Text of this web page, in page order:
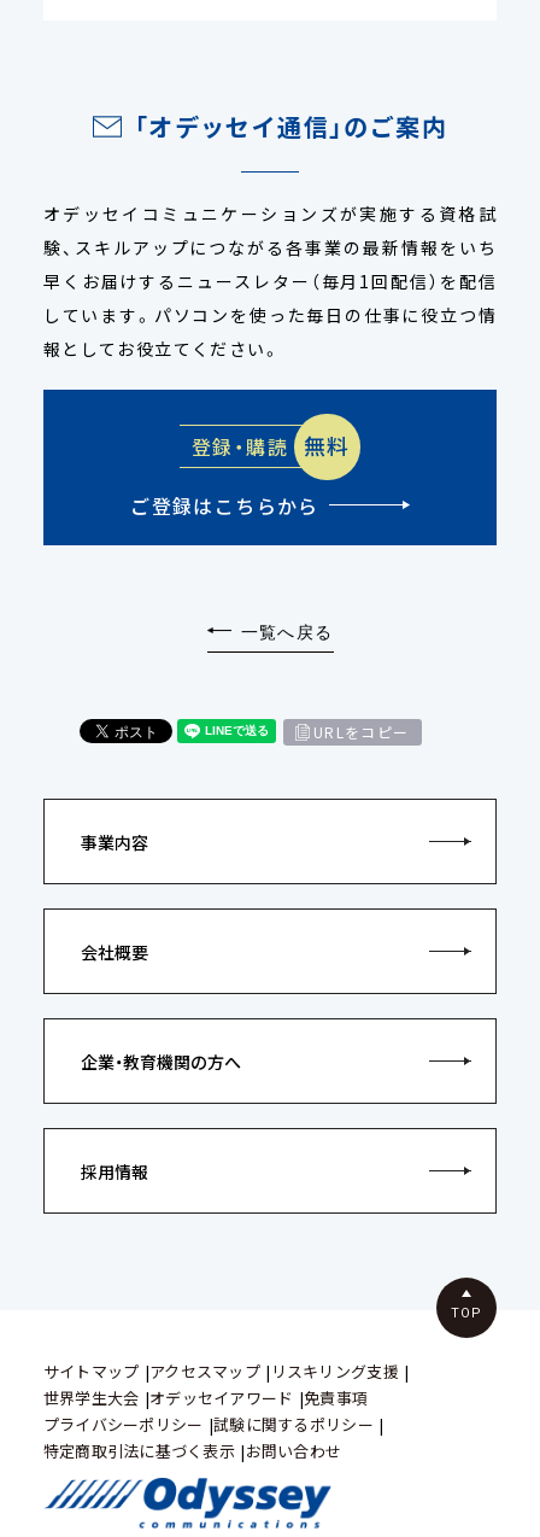
「オデッセイ通信」のご案内
オデッセイコミュニケーションズが実施する資格試
験、スキルアップにつながる各事業の最新情報をいち
早くお届けするニュースレター（毎月1回配信）を配信
しています。パソコンを使った毎日の仕事に役立つ情
報としてお役立てください。
登録・購読 無料
ご登録はこちらから
一覧へ戻る
URLをコピー
事業内容
会社概要
企業・教育機関の方へ
採用情報
サイトマップ アクセスマップ
リスキリング支援
世界学生大会 オデッセイアワード 免責事項
プライバシーポリシー 試験に関するポリシー
特定商取引法に基づく表示 お問い合わせ
TOP